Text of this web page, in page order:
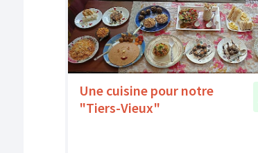
Une cuisine pour notre
"Tiers-Vieux"